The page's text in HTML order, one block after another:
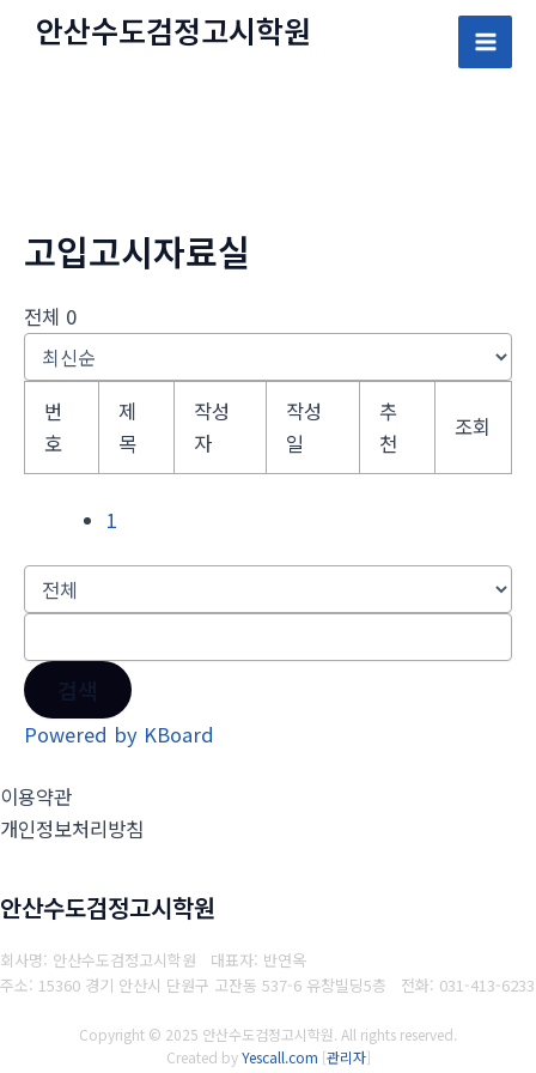
안산수도검정고시학원
Main
고입고시자료실
전체 0
번
호
제
목
작성
자
작성
일
추
천
조회
1
Powered by KBoard
이용약관
개인정보처리방침
안산수도검정고시학원
회사명: 안산수도검정고시학원 대표자: 반연옥
주소: 15360 경기 안산시 단원구 고잔동 537-6 유창빌딩5층 전화: 031-413-6233
Copyright © 2025 안산수도검정고시학원. All rights reserved.
Created byYescall.com [관리자]